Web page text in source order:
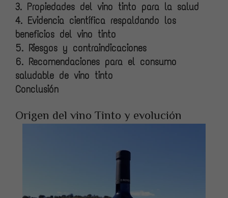
3. Propiedades del vino tinto para la salud
4. Evidencia científica respaldando los
beneficios del vino tinto
5. Riesgos y contraindicaciones
6. Recomendaciones para el consumo
saludable de vino tinto
Conclusión
Origen del vino Tinto y evolución